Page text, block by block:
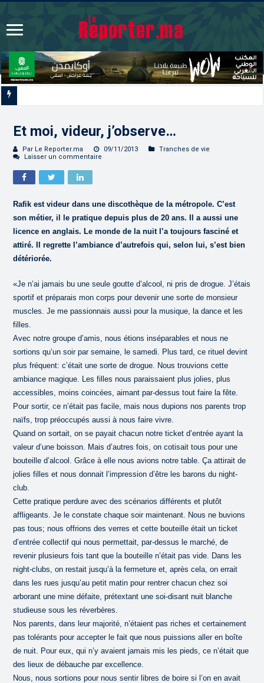
Et moi, videur, j’observe…
Par Le Reporter.ma 09/11/2013
Tranches de vie
Laisser un commentaire
Rafik est videur dans une discothèque de la métropole. C’est
son métier, il le pratique depuis plus de 20 ans. Il a aussi une
licence en anglais. Le monde de la nuit l’a toujours fasciné et
attiré. Il regrette l’ambiance d’autrefois qui, selon lui, s’est bien
détériorée.
«Je n’ai jamais bu une seule goutte d’alcool, ni pris de drogue. J’étais
sportif et préparais mon corps pour devenir une sorte de monsieur
muscles. Je me passionnais aussi pour la musique, la dance et les
filles.
Avec notre groupe d’amis, nous étions inséparables et nous ne
sortions qu’un soir par semaine, le samedi. Plus tard, ce rituel devint
plus fréquent: c’était une sorte de drogue. Nous trouvions cette
ambiance magique. Les filles nous paraissaient plus jolies, plus
accessibles, moins coincées, aimant par-dessus tout faire la fête.
Pour sortir, ce n’était pas facile, mais nous dupions nos parents trop
naïfs, trop préoccupés aussi à nous faire vivre.
Quand on sortait, on se payait chacun notre ticket d’entrée ayant la
valeur d’une boisson. Mais d’autres fois, on cotisait tous pour une
bouteille d’alcool. Grâce à elle nous avions notre table. Ça attirait de
jolies filles et nous donnait l’impression d’être les barons du night-
club.
Cette pratique perdure avec des scénarios différents et plutôt
affligeants. Je le constate chaque soir maintenant. Nous ne buvions
pas tous; nous offrions des verres et cette bouteille était un ticket
d’entrée collectif qui nous permettait, par-dessus le marché, de
revenir plusieurs fois tant que la bouteille n’était pas vide. Dans les
night-clubs, on restait jusqu’à la fermeture et, après cela, on errait
dans les rues jusqu’au petit matin pour rentrer chacun chez soi
arborant une mine défaite, prétextant une soi-disant nuit blanche
studieuse sous les réverbères.
Nos parents, dans leur majorité, n’étaient pas riches et certainement
pas tolérants pour accepter le fait que nous puissions aller en boîte
de nuit. Pour eux, qui n’y avaient jamais mis les pieds, ce n’était que
des lieux de débauche par excellence.
Nous, nous sortions pour nous sentir libres de boire si l’on en avait